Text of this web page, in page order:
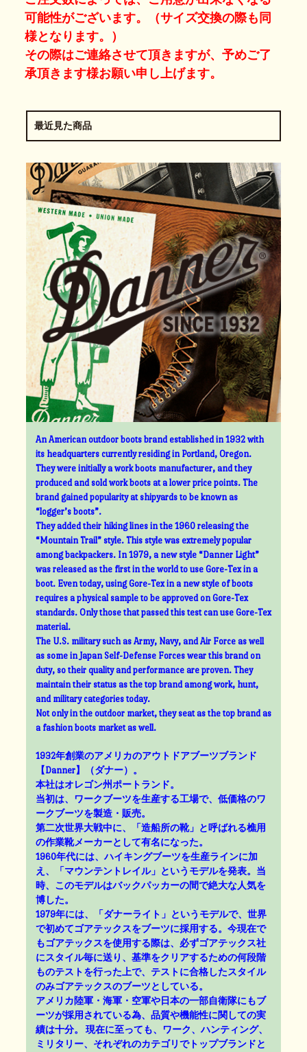
可能性がございます。（サイズ交換の際も同
様となります。）
その際はご連絡させて頂きますが、予めご了
承頂きます様お願い申し上げます。
最近見た商品
An American outdoor boots brand established in 1932 with
its headquarters currently residing in Portland, Oregon.
They were initially a work boots manufacturer, and they
produced and sold work boots at a lower price points. The
brand gained popularity at shipyards to be known as
“logger’s boots”.
They added their hiking lines in the 1960 releasing the
“Mountain Trail” style. This style was extremely popular
among backpackers. In 1979, a new style “Danner Light”
was released as the first in the world to use Gore-Tex in a
boot. Even today, using Gore-Tex in a new style of boots
requires a physical sample to be approved on Gore-Tex
standards. Only those that passed this test can use Gore-Tex
material.
The U.S. military such as Army, Navy, and Air Force as well
as some in Japan Self-Defense Forces wear this brand on
duty, so their quality and performance are proven. They
maintain their status as the top brand among work, hunt,
and military categories today.
Not only in the outdoor market, they seat as the top brand as
a fashion boots market as well.
1932年創業のアメリカのアウトドアブーツブランド
【Danner】（ダナー）。
本社はオレゴン州ポートランド。
当初は、ワークブーツを生産する工場で、低価格のワ
ークブーツを製造・販売。
第二次世界大戦中に、「造船所の靴」と呼ばれる樵用
の作業靴メーカーとして有名になった。
1960年代には、ハイキングブーツを生産ラインに加
え、「マウンテントレイル」というモデルを発表。当
時、このモデルはバックパッカーの間で絶大な人気を
博した。
1979年には、「ダナーライト」というモデルで、世界
で初めてゴアテックスをブーツに採用する。今現在で
もゴアテックスを使用する際は、必ずゴアテックス社
にスタイル毎に送り、基準をクリアするための何段階
ものテストを行った上で、テストに合格したスタイル
のみゴアテックスのブーツとしている。
アメリカ陸軍・海軍・空軍や日本の一部自衛隊にもブ
ーツが採用されている為、品質や機能性に関しての実
績は十分。 現在に至っても、ワーク、ハンティング、
ミリタリー、それぞれのカテゴリでトップブランドと